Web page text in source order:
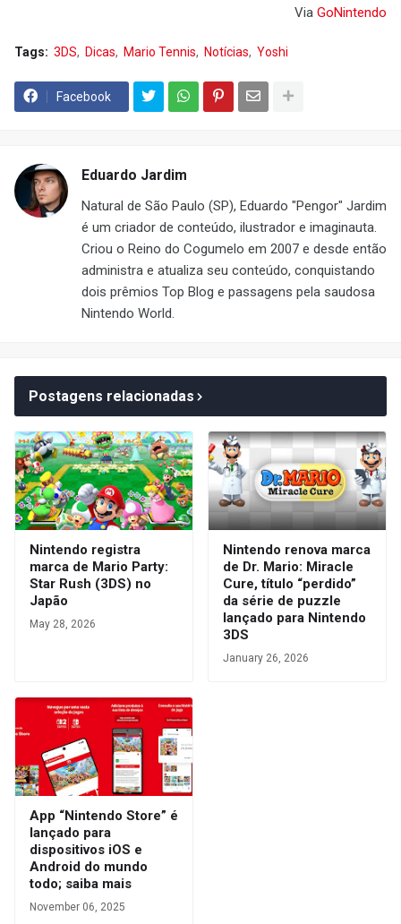
Via GoNintendo
Tags: 3DS Dicas Mario Tennis Notícias Yoshi
Facebook
Eduardo Jardim
Natural de São Paulo (SP), Eduardo "Pengor" Jardim
é um criador de conteúdo, ilustrador e imaginauta.
Criou o Reino do Cogumelo em 2007 e desde então
administra e atualiza seu conteúdo, conquistando
dois prêmios Top Blog e passagens pela saudosa
Nintendo World.
Postagens relacionadas
Nintendo registra
marca de Mario Party:
Star Rush (3DS) no
Japão
May 28, 2026
Nintendo renova marca
de Dr. Mario: Miracle
Cure, título “perdido”
da série de puzzle
lançado para Nintendo
3DS
January 26, 2026
App “Nintendo Store” é
lançado para
dispositivos iOS e
Android do mundo
todo; saiba mais
November 06, 2025